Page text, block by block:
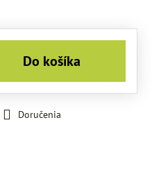
Do košíka
Doručenia